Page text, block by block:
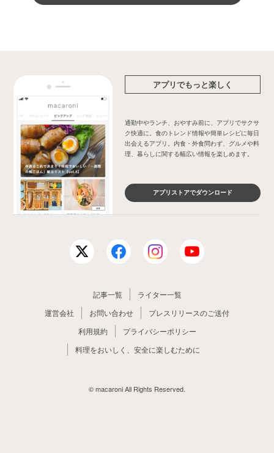
アプリでもっと楽しく
通勤中やランチ、おやすみ前に、アプリでサクサ
ク快適に。食のトレンド情報や簡単レシピに毎日
出会えるアプリ。内食・外食問わず、グルメや料
理、暮らしに関する幅広い情報を楽しめます。
アプリストアでダウンロード
記事一覧
ライター一覧
運営会社
お問い合わせ
プレスリリースのご送付
利用規約
プライバシーポリシー
料理をおいしく、安全に楽しむために
© macaroni All Rights Reserved.